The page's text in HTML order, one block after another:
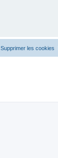
Supprimer les cookies